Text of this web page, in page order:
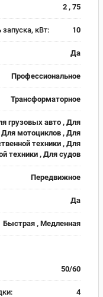
2 , 75
кВт: 10
Да
Профессиональное
Трансформаторное
грузовых авто , Для
Для мотоциклов , Для
техники , Для
техники , Для судов
Передвижное
Да
Быстрая , Медленная
50/60
4